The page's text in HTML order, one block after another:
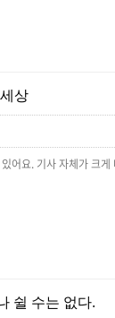
상
어요. 기사 자체가 크게
쉴 수는 없다.